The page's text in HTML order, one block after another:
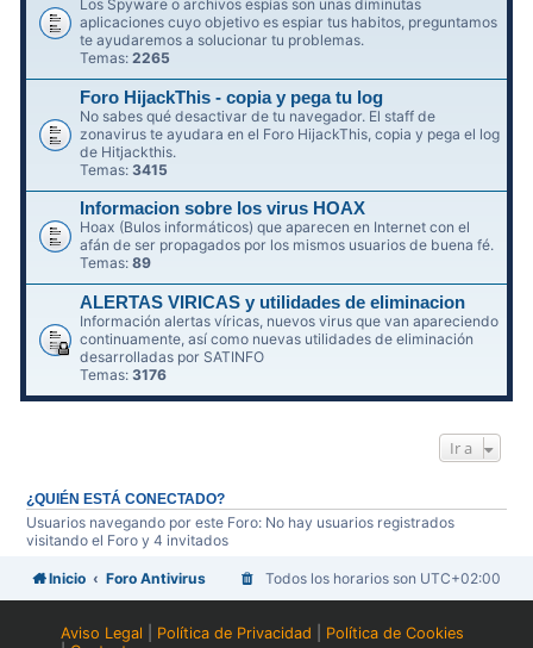
Los Spyware o archivos espías son unas diminutas
aplicaciones cuyo objetivo es espiar tus habitos, preguntamos
te ayudaremos a solucionar tu problemas.
Temas:2265
Foro HijackThis - copia y pega tu log
No sabes qué desactivar de tu navegador. El staff de
zonavirus te ayudara en el Foro HijackThis, copia y pega el log
de Hitjackthis.
Temas: 3415
Informacion sobre los virus HOAX
Hoax (Bulos informáticos) que aparecen en Internet con el
afán de ser propagados por los mismos usuarios de buena fé.
Temas:89
ALERTAS VIRICAS y utilidades de eliminacion
Información alertas víricas, nuevos virus que van apareciendo
continuamente, así como nuevas utilidades de eliminación
desarrolladas por SATINFO
Temas:3176
Ir a
¿QUIÉN ESTÁ CONECTADO?
Usuarios navegando por este Foro: No hay usuarios registrados
visitando el Foro y 4 invitados
Inicio Foro Antivirus Todos los horarios son UTC+02:00
Aviso Legal Política de Privacidad
Política de Cookies